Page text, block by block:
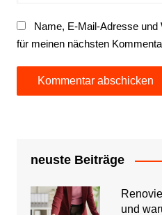
Name, E-Mail-Adresse
für meinen nächsten
neuste Beiträge
und